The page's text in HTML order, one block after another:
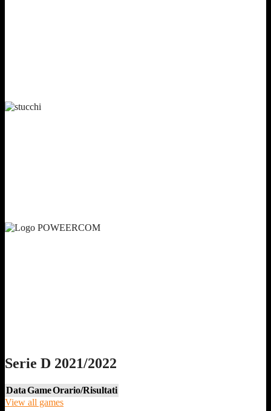
Serie D 2021/2022
DataGameOrario/Risultati
View all games